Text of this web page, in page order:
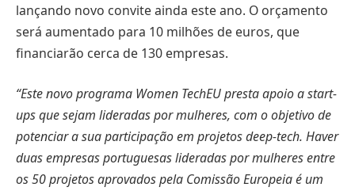
lançando novo convite ainda este ano. O orçamento
será aumentado para 10 milhões de euros, que
financiarão cerca de 130 empresas.
“Este novo programa Women TechEU presta apoio a start-
ups que sejam lideradas por mulheres, com o objetivo de
potenciar a sua participação em projetos deep-tech. Haver
duas empresas portuguesas lideradas por mulheres entre
os 50 projetos aprovados pela Comissão Europeia é um